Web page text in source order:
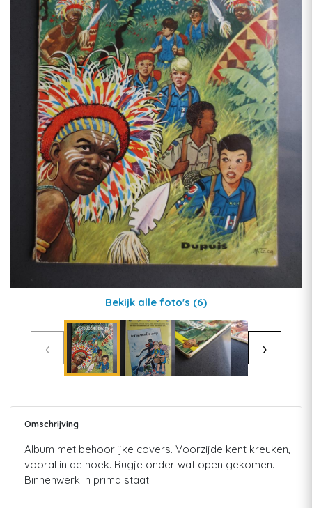
Bekijk alle foto's (6)
‹ ›
Omschrijving
Album met behoorlijke covers. Voorzijde kent kreuken,
vooral in de hoek. Rugje onder wat open gekomen.
Binnenwerk in prima staat.